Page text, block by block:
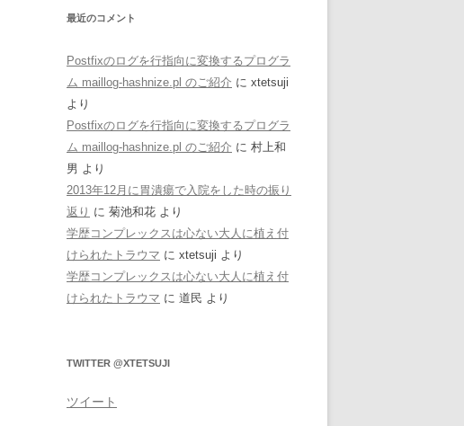
最近のコメント
Postfixのログを行指向に変換するプログラ
ム maillog-hashnize.pl のご紹介 に xtetsuji
より
Postfixのログを行指向に変換するプログラ
ム maillog-hashnize.pl のご紹介 に 村上和
男 より
2013年12月に胃潰瘍で入院をした時の振り
返り に 菊池和花 より
学歴コンプレックスは心ない大人に植え付
けられたトラウマ に xtetsuji より
学歴コンプレックスは心ない大人に植え付
けられたトラウマ に 道民 より
TWITTER @XTETSUJI
ツイート